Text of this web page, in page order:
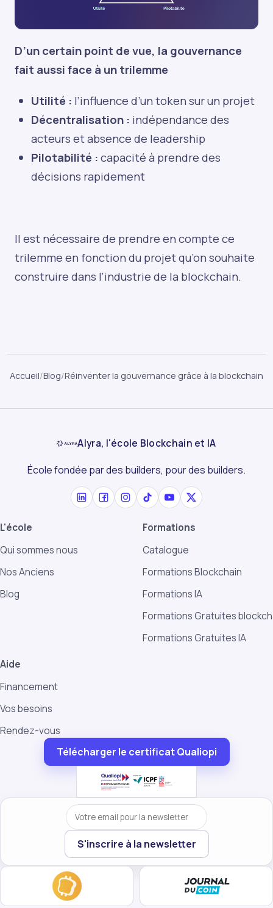
D’un certain point de vue, la gouvernance
fait aussi face à un trilemme
Utilité : l’influence d’un token sur un projet
Décentralisation : indépendance des
acteurs et absence de leadership
Pilotabilité :capacité à prendre des
décisions rapidement
Il est nécessaire de prendre en compte ce
trilemme en fonction du projet qu’on souhaite
construire dans l’industrie de la blockchain.
Accueil/Blog/Réinventer la gouvernance grâce à la blockchain
Alyra, l'école Blockchain et IA
École fondée par des builders, pour des builders.
L'école
Qui sommes nous
Nos Anciens
Blog
Formations
Catalogue
Formations Blockchain
Formations IA
Formations Gratuites
Formations Gratuites IA
Aide
Financement
Vos besoins
Rendez-vous
Télécharger le certificat Qualiopi
Votre email
S'inscrire à la newsletter